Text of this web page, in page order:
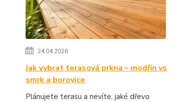
24.04.2026
Jak vybrat terasová prkna – modřín vs
smrk a borovice
Plánujete terasu a nevíte, jaké dřevo